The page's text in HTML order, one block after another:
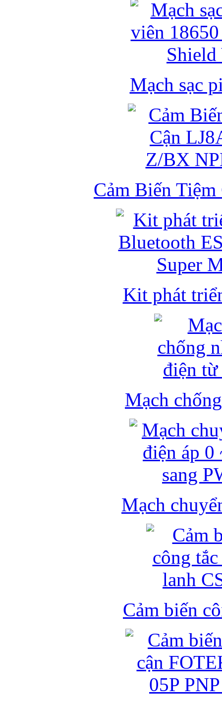
Mạch sạc
Cảm Biến
Kit phát
Mạch
Mạch
Cảm biến